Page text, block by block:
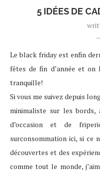
5 IDÉES DE
Le black friday est enfin
fêtes de fin d’année et
tranquille!
Si vous me suivez depuis
minimaliste sur les bords,
d’occasion et de
surconsommation ici, si ce
découvertes et des
comme tout le monde,